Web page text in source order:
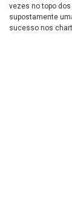
vezes no topo
supostamente
sucesso nos